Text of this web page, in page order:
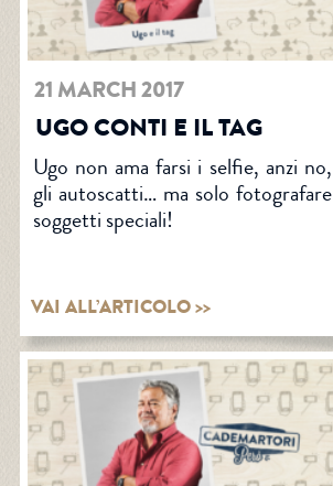
21 MARCH 2017
UGO CONTI E IL TAG
Ugo non ama farsi i selfie, anzi no,
gli autoscatti… ma solo fotografare
soggetti speciali!
VAI ALL’ARTICOLO >>